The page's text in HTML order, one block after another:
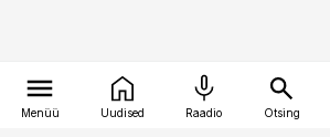
Menüü Uudised Raadio Otsing